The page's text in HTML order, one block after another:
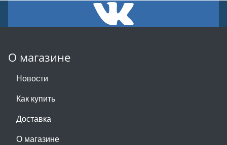
О магазине
Новости
Как купить
Доставка
О магазине